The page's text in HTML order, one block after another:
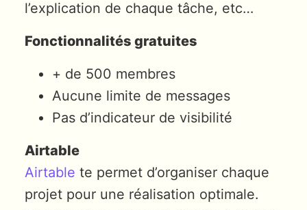
l’explication de chaque tâche, etc…
Fonctionnalités gratuites
+ de 500 membres
Aucune limite de messages
Pas d’indicateur de visibilité
Airtable
Airtable te permet d’organiser chaque
projet pour une réalisation optimale.